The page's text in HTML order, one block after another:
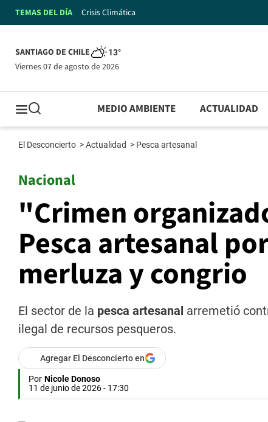
TEMAS DEL DÍA Crisis Climática
SANTIAGO DE CHILE 13°
viernes 07 de agosto de 2026
MEDIO AMBIENTE ACTUALIDAD
El Desconcierto >Actualidad > Pesca artesanal
Nacional
"Crimen
Pesca artesanal
merluza y congrio
El sector de la pesca artesanal arremetió
ilegal de recursos pesqueros.
Agregar El Desconcierto en
Por Nicole Donoso
11 de junio de 2026 - 17:30